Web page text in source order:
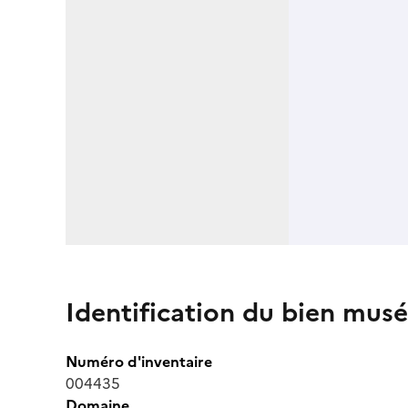
Identification du bien
Numéro d'inventaire
004435